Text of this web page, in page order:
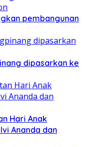
pembangunan
dipasarkan ke
Hari Anak
Ananda dan